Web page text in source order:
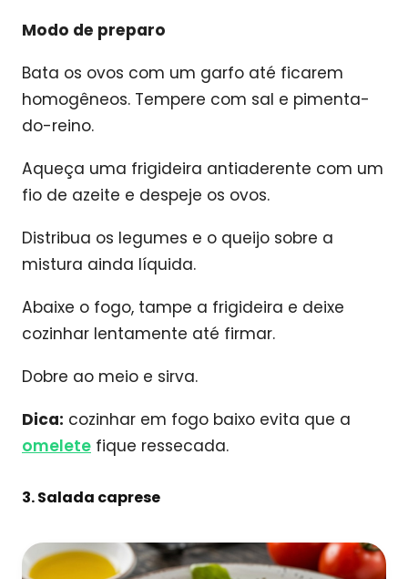
Modo de preparo
Bata os ovos com um garfo até ficarem
homogêneos. Tempere com sal e pimenta-
do-reino.
Aqueça uma frigideira antiaderente com um
fio de azeite e despeje os ovos.
Distribua os legumes e o queijo sobre a
mistura ainda líquida.
Abaixe o fogo, tampe a frigideira e deixe
cozinhar lentamente até firmar.
Dobre ao meio e sirva.
Dica: cozinhar em fogo baixo evita que a
omelete fique ressecada.
3. Salada caprese